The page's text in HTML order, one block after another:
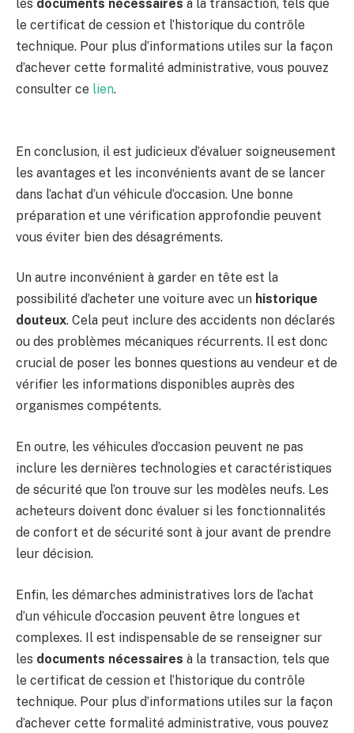
les documents nécessaires à la transaction, tels que
le certificat de cession et l’historique du contrôle
technique. Pour plus d’informations utiles sur la façon
d’achever cette formalité administrative, vous pouvez
consulter ce lien.
En conclusion, il est judicieux d’évaluer soigneusement
les avantages et les inconvénients avant de se lancer
dans l’achat d’un véhicule d’occasion. Une bonne
préparation et une vérification approfondie peuvent
vous éviter bien des désagréments.
Un autre inconvénient à garder en tête est la
possibilité d’acheter une voiture avec un historique
douteux. Cela peut inclure des accidents non déclarés
ou des problèmes mécaniques récurrents. Il est donc
crucial de poser les bonnes questions au vendeur et de
vérifier les informations disponibles auprès des
organismes compétents.
En outre, les véhicules d’occasion peuvent ne pas
inclure les dernières technologies et caractéristiques
de sécurité que l’on trouve sur les modèles neufs. Les
acheteurs doivent donc évaluer si les fonctionnalités
de confort et de sécurité sont à jour avant de prendre
leur décision.
Enfin, les démarches administratives lors de l’achat
d’un véhicule d’occasion peuvent être longues et
complexes. Il est indispensable de se renseigner sur
les documents nécessaires à la transaction, tels que
le certificat de cession et l’historique du contrôle
technique. Pour plus d’informations utiles sur la façon
d’achever cette formalité administrative, vous pouvez